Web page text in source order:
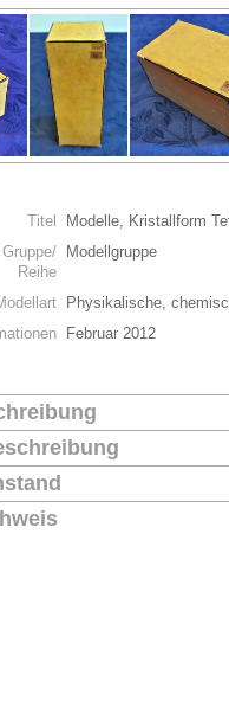
Titel
Modelle, Kristallform
Reihe
Modellgruppe
Physikalische,
Februar 2012